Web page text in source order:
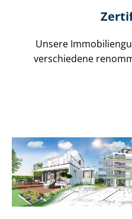
Unsere
verschiedene